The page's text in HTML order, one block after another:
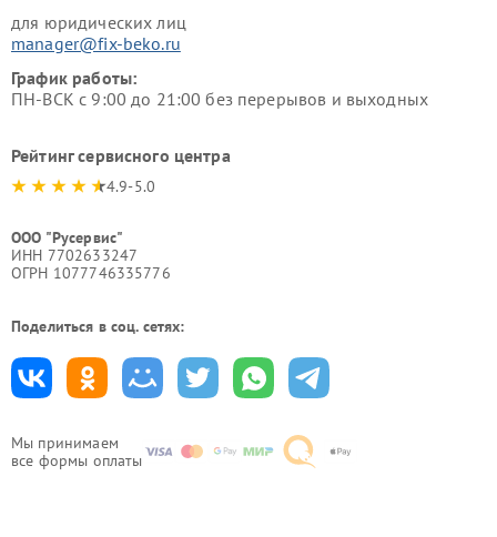
Мы принимаем
все формы оплаты
для юридических лиц
manager@fix-beko.ru
График работы:
ПН-ВСК с 9:00 до 21:00 без перерывов и выходных
Рейтинг сервисного центра
4.9-5.0
ООО "Русервис"
ИНН 7702633247
ОГРН 1077746335776
Поделиться в соц. сетях: